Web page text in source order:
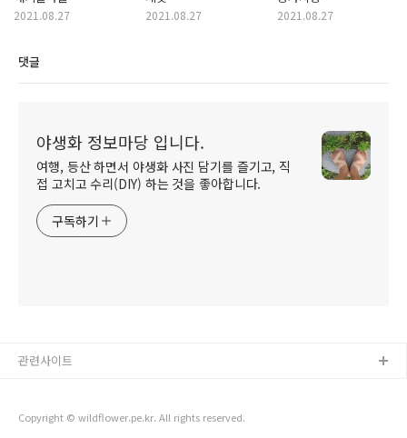
2021.08.27 2021.08.27 2021.08.27
댓글
야생화 정보마당 입니다.
여행, 등산 하면서 야생화 사진 담기를 즐기고, 직
접 고치고 수리(DIY) 하는 것을 좋아합니다.
구독하기
Copyright © wildflower.pe.kr. All rights reserved.
관련사이트